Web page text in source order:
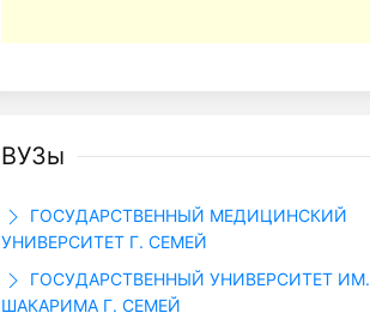
ВУЗы
ГОСУДАРСТВЕННЫЙ МЕДИЦИНСКИЙ
УНИВЕРСИТЕТ Г. СЕМЕЙ
ГОСУДАРСТВЕННЫЙ УНИВЕРСИТЕТ ИМ.
ШАКАРИМА Г. СЕМЕЙ